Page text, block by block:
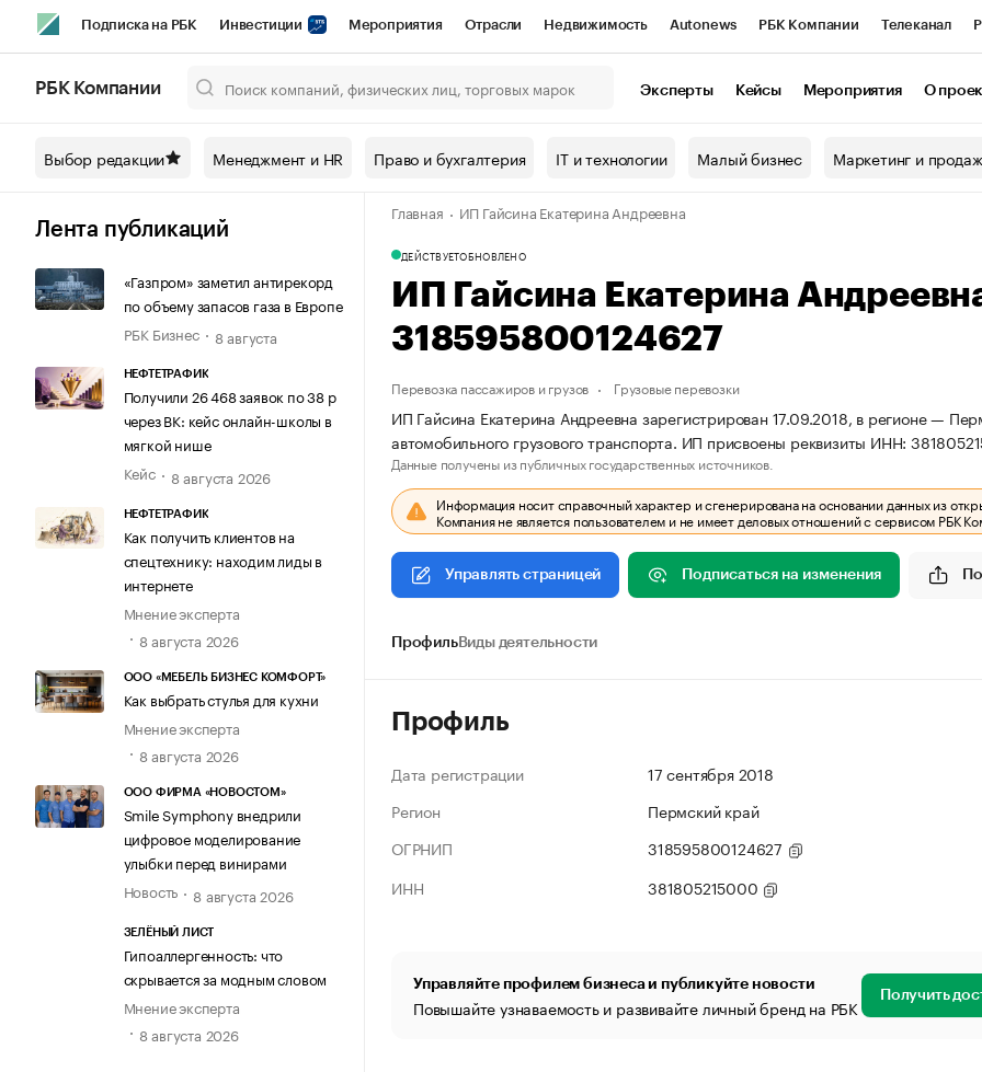
Подписка на РБК Инвестиции Мероприятия Отрасли Недвижимость Autonews РБК Компании Телеканал
Спецпроекты СПб Конференции СПб Спецпроекты Проверка контрагентов
Технологии и медиа Рынок наличной валюты
РБК Компании Эксперты Кейсы Мероприятия О
Выбор редакции Менеджмент и HR Право и бухгалтерия IT и технологии Малый бизнес Маркетинг и
Лента публикаций
«Газпром» заметил антирекорд
по объему запасов газа в Европе
РБК Бизнес
8 августа
НЕФТЕТРАФИК
Получили 26 468 заявок по 38 р
через ВК: кейс онлайн-школы в
мягкой нише
Кейс
8 августа 2026
НЕФТЕТРАФИК
Как получить клиентов на
спецтехнику: находим лиды в
интернете
Мнение эксперта
8 августа 2026
ООО «МЕБЕЛЬ БИЗНЕС КОМФОРТ»
Как выбрать стулья для кухни
Мнение эксперта
8 августа 2026
ООО ФИРМА «НОВОСТОМ»
Smile Symphony внедрили
цифровое моделирование
улыбки перед винирами
Новость
8 августа 2026
ЗЕЛЁНЫЙ ЛИСТ
Гипоаллергенность: что
скрывается за модным словом
Мнение эксперта
8 августа 2026
Главная ИП Гайсина Екатерина Андреевна
ДЕЙСТВУЕТОБНОВЛЕНО
ИП Гайсина Екатерина
318595800124627
Перевозка пассажиров и грузов Грузовые перевозки
ИП Гайсина Екатерина Андреевна зарегистрирован 17.09.2018, в регионе —
автомобильного грузового транспорта. ИП присвоены реквизиты ИНН:
Данные получены из публичных государственных источников.
Информация носит справочный характер и сгенерирована на основании данных из
Компания не является пользователем и не имеет деловых отношений с сервисом РБК
Управлять страницей Подписаться на изменения
ПрофильВиды деятельности
Профиль
Дата регистрации
17 сентября 2018
Регион
Пермский край
ОГРНИП
318595800124627
ИНН
381805215000
Управляйте профилем бизнеса и публикуйте новости
Повышайте узнаваемость и развивайте личный бренд на РБК Получить